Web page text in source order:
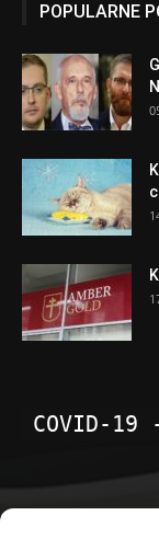
POPULARNE
COVID-19